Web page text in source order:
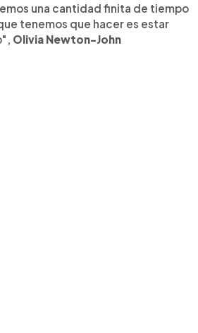
una cantidad finita de tiempo
tenemos que hacer es estar
Olivia Newton-John